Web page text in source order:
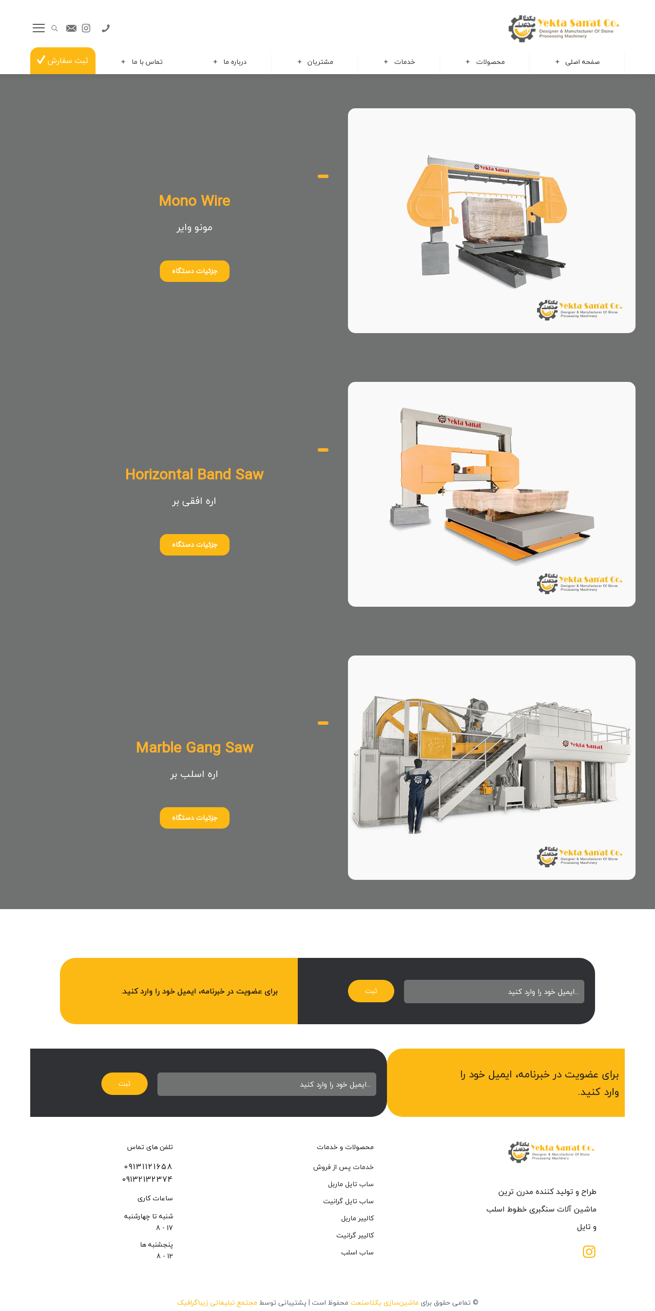
صفحه اصلی محصولات خدمات مشتریان درباره ما تماس با ما ثبت سفارش
Mono Wire
مونو وایر
جزئیات دستگاه
Horizontal Band Saw
اره افقی بر
جزئیات دستگاه
Marble Gang Saw
اره اسلب بر
جزئیات دستگاه
برای عضویت در خبرنامه، ایمیل خود را وارد کنید.
برای عضویت در خبرنامه، ایمیل خود را
وارد کنید.
طراح و تولید کننده مدرن ترین
ماشین آلات سنگبری خطوط اسلب
و تایل
محصولات و خدمات
خدمات پس از فروش
ساب تایل ماربل
ساب تایل گرانیت
کالیبر ماربل
کالیبر گرانیت
ساب اسلب
تلفن های تماس
09131121658
09132132374
ساعات کاری
شنبه تا چهارشنبه
17 - 8
پنجشنبه ها
12 - 8
© تمامی حقوق برای ماشین‌سازی یکتاصنعت محفوظ است | پشتیبانی توسط مجتمع تبلیغاتی زیباگرافیک